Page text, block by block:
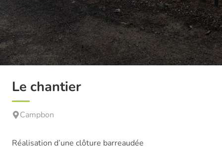
Le chantier
Campbon
Réalisation d’une clôture barreaudée